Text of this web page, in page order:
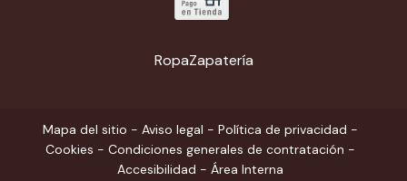
RopaZapatería
Mapa del sitio - Aviso legal - Política de privacidad -
Cookies - Condiciones generales de contratación -
Accesibilidad - Área Interna